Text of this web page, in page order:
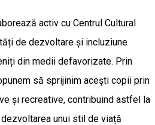
activ cu Centrul Cultural
de dezvoltare și incluziune
din medii defavorizate. Prin
să sprijinim acești copii prin
și recreative, contribuind astfel la
unui stil de viață